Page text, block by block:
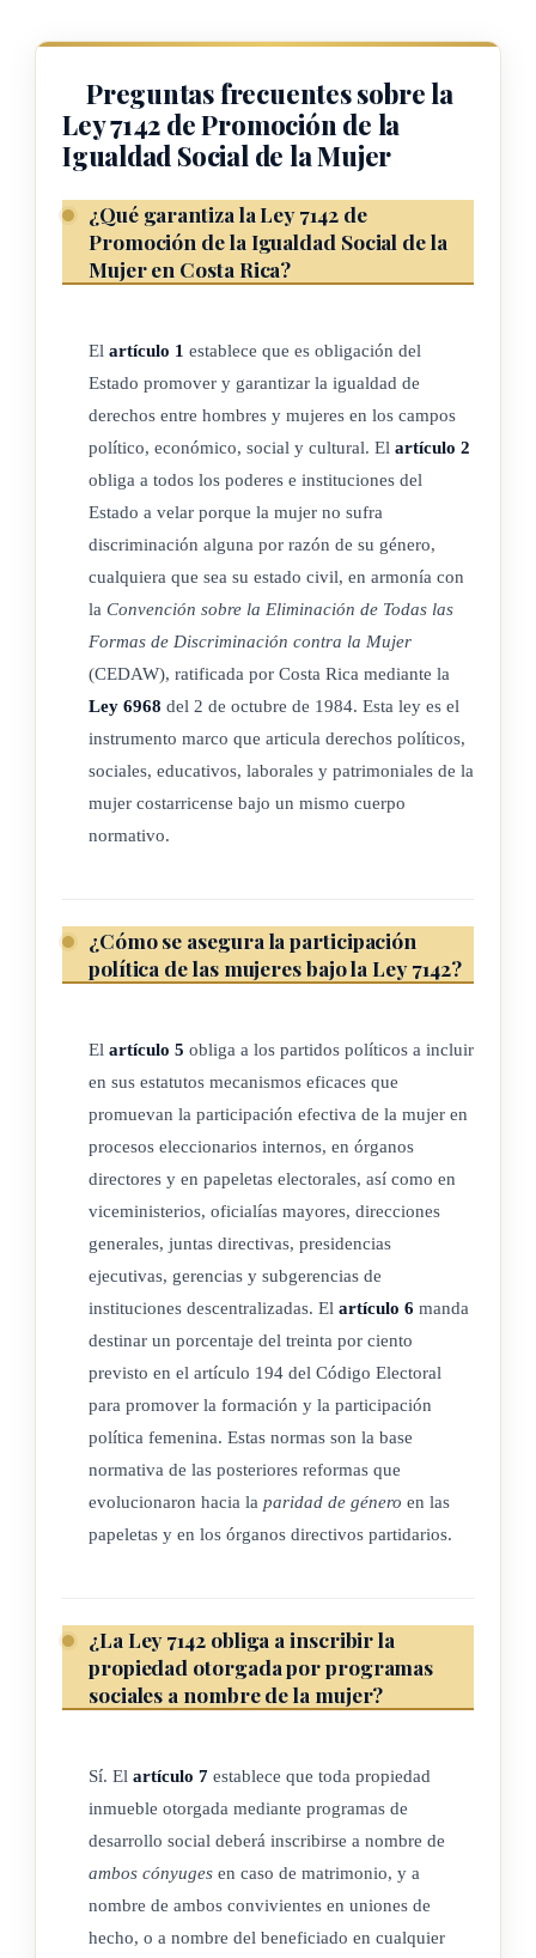
ARTÍCULO 2
Los poderes e instituciones del Estado están obligados a velar
porque la mujer no sufra discriminación alguna por razón de
su género y que goce de iguales derechos que los hombres,
cualquiera que sea su estado civil, en toda esfera política,
sobre la eliminación de todas las formas de discriminación
contra la mujer", de las Naciones Unidas, ratificada por Costa
Rica en la ley No. 6968 del 2 de octubre de 1984.
ARTÍCULO 3
El Estado promoverá la creación y el desarrollo de programas
y servicios dirigidos a facilitar la participación plena de la
CAPÍTULO II
De los derechos políticos y los derechos para ejercer
ARTÍCULO 4
eliminar la discriminación de ella en el ejercicio de cargos
públicos, en la administración centralizada o descentralizada.
(Nota de Sinalevi: Sobre las funciones de la Defensoría de
los Derechos Humanos indicadas en este artículo, véase la
Ley de la Defensoría de los Habitantes de la República
ARTÍCULO 4 bis
Las instituciones públicas pertenecientes tanto al sector
centralizado como descentralizado podrán autorizar, en
mujeres, como parte de sus procesos de reclutamiento y
selección de personal. Para implementar esta medida, el
órgano encargado de acordar la apertura del concurso
fundamentar su acto en un estudio técnico previo que
determine la existencia de una brecha de género de relevancia
en el acceso a la clase de puesto que corresponda. El estudio
técnico de los puestos deberá acreditar que en los últimos
cinco años se ha mantenido, como mínimo, una relación de
dos a uno en la cantidad de funcionarios, interinos y en
Preguntas frecuentes sobre la
Ley 7142 de Promoción de la
Igualdad Social de la Mujer
¿Qué garantiza la Ley 7142 de
Promoción de la Igualdad Social de la
Mujer en Costa Rica?
El artículo 1 establece que es obligación del
Estado promover y garantizar la igualdad de
derechos entre hombres y mujeres en los campos
político, económico, social y cultural. El artículo 2
obliga a todos los poderes e instituciones del
Estado a velar porque la mujer no sufra
discriminación alguna por razón de su género,
cualquiera que sea su estado civil, en armonía con
la Convención sobre la Eliminación de Todas las
Formas de Discriminación contra la Mujer
(CEDAW), ratificada por Costa Rica mediante la
Ley 6968 del 2 de octubre de 1984. Esta ley es el
instrumento marco que articula derechos políticos,
sociales, educativos, laborales y patrimoniales de la
mujer costarricense bajo un mismo cuerpo
normativo.
¿Cómo se asegura la participación
política de las mujeres bajo la Ley 7142?
El artículo 5 obliga a los partidos políticos a incluir
en sus estatutos mecanismos eficaces que
promuevan la participación efectiva de la mujer en
procesos eleccionarios internos, en órganos
directores y en papeletas electorales, así como en
viceministerios, oficialías mayores, direcciones
generales, juntas directivas, presidencias
ejecutivas, gerencias y subgerencias de
instituciones descentralizadas. El artículo 6 manda
destinar un porcentaje del treinta por ciento
previsto en el artículo 194 del Código Electoral
para promover la formación y la participación
política femenina. Estas normas son la base
normativa de las posteriores reformas que
evolucionaron hacia la paridad de género en las
papeletas y en los órganos directivos partidarios.
¿La Ley 7142 obliga a inscribir la
propiedad otorgada por programas
sociales a nombre de la mujer?
Sí. El artículo 7 establece que toda propiedad
inmueble otorgada mediante programas de
desarrollo social deberá inscribirse a nombre de
ambos cónyuges en caso de matrimonio, y a
nombre de ambos convivientes en uniones de
hecho, o a nombre del beneficiado en cualquier